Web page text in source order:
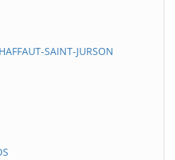
SAINT-JURSON